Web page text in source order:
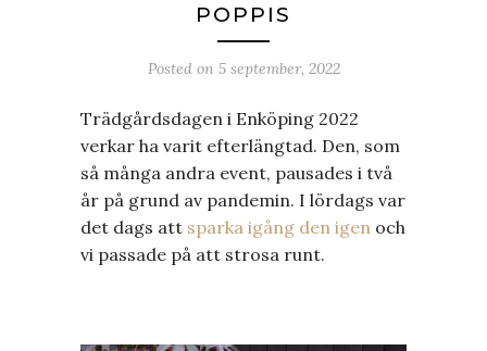
POPPIS
Posted on 5 september, 2022
Trädgårdsdagen i Enköping 2022
verkar ha varit efterlängtad. Den, som
så många andra event, pausades i två
år på grund av pandemin. I lördags var
det dags att sparka igång den igen och
vi passade på att strosa runt.